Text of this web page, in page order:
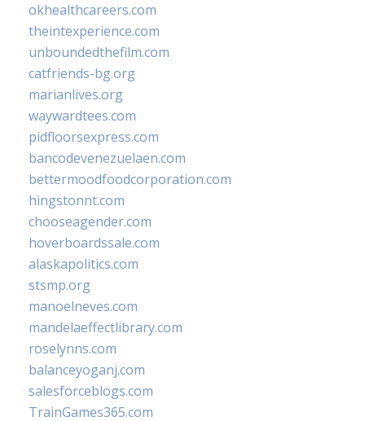
okhealthcareers.com
theintexperience.com
unboundedthefilm.com
catfriends-bg.org
marianlives.org
waywardtees.com
pidfloorsexpress.com
bancodevenezuelaen.com
bettermoodfoodcorporation.com
hingstonnt.com
chooseagender.com
hoverboardssale.com
alaskapolitics.com
stsmp.org
manoelneves.com
mandelaeffectlibrary.com
roselynns.com
balanceyoganj.com
salesforceblogs.com
TrainGames365.com